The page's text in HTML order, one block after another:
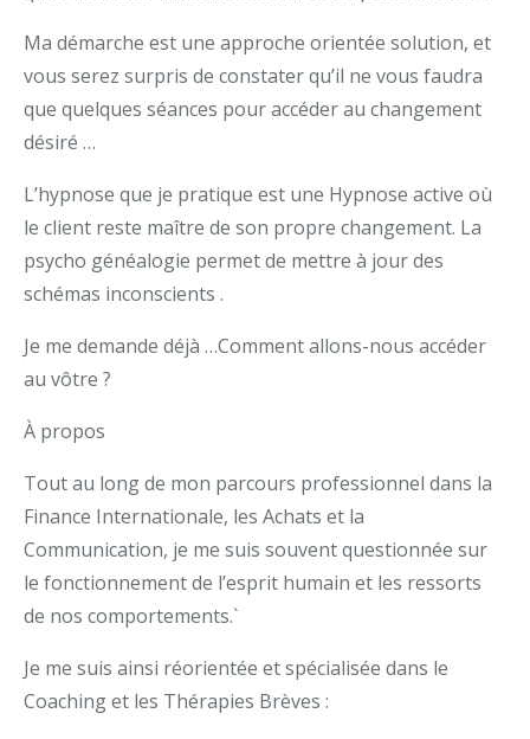
Ma démarche est une approche orientée solution, et
vous serez surpris de constater qu’il ne vous faudra
que quelques séances pour accéder au changement
désiré …
L’hypnose que je pratique est une Hypnose active où
le client reste maître de son propre changement. La
psycho généalogie permet de mettre à jour des
schémas inconscients .
Je me demande déjà …Comment allons-nous accéder
au vôtre ?
À propos
Tout au long de mon parcours professionnel dans la
Finance Internationale, les Achats et la
Communication, je me suis souvent questionnée sur
le fonctionnement de l’esprit humain et les ressorts
de nos comportements.`
Je me suis ainsi réorientée et spécialisée dans le
Coaching et les Thérapies Brèves :